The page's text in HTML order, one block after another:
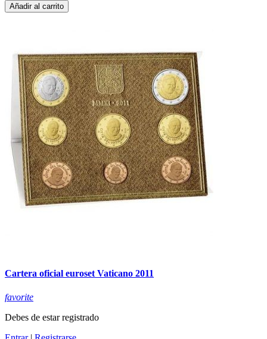
Añadir al carrito
Cartera oficial euroset Vaticano 2011
favorite
Debes de estar registrado